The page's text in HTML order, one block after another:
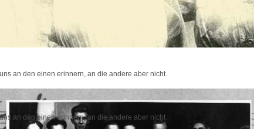
an den einen erinnern, an die andere aber nicht.
an den einen erinnern, an die andere aber nicht.